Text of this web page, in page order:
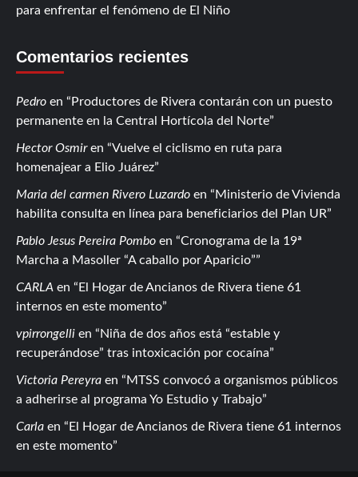
para enfrentar el fenómeno de El Niño
Comentarios recientes
Pedro en
Productores de Rivera contarán con un puesto
permanente en la Central Hortícola del Norte
Hector Osmiren
Vuelve el ciclismo en ruta para
homenajear a Elio Juárez
Maria del carmen Rivero Luzardo en
Ministerio de Vivienda
habilita consulta en línea para beneficiarios del Plan UR
Pablo Jesus Pereira Pombo en
Cronograma de la 19ª
Marcha a Masoller “A caballo por Aparicio”
CARLA en
El Hogar de Ancianos de Rivera tiene 61
internos en este momento
vpirrongelli en
Niña de dos años está “estable y
recuperándose” tras intoxicación por cocaína
Victoria Pereyra en
MTSS convocó a organismos públicos
a adherirse al programa Yo Estudio y Trabajo
Carla en
El Hogar de Ancianos de Rivera tiene 61 internos
en este momento